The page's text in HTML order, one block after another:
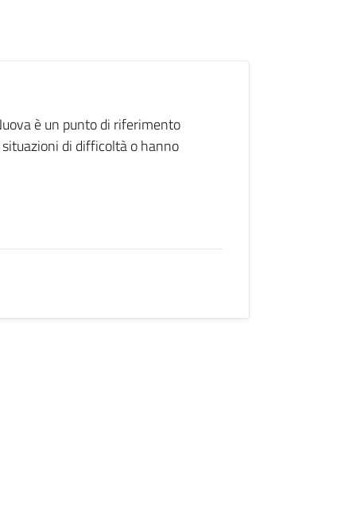
è un punto di riferimento
di difficoltà o hanno